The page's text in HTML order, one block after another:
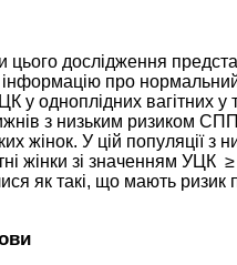
цього дослідження
інформацію про
у одноплідних вагітних у
з низьким ризиком СПП
жінок. У цій популяції з
жінки зі значенням УЦК
як такі, що мають ризик